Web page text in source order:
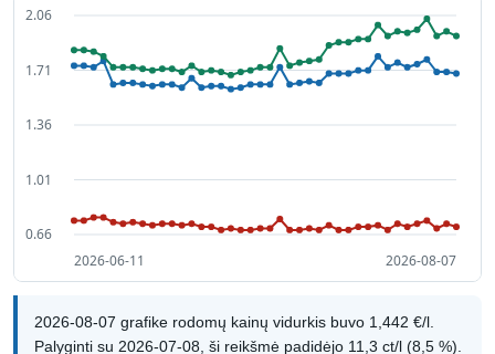
2026-08-07 grafike rodomų kainų vidurkis buvo 1,442 €/l.
Palyginti su 2026-07-08, ši reikšmė padidėjo 11,3 ct/l (8,5 %).